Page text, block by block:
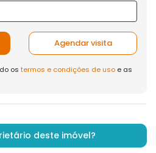
Agendar visita
os termos e condições de uso e as
deste imóvel?